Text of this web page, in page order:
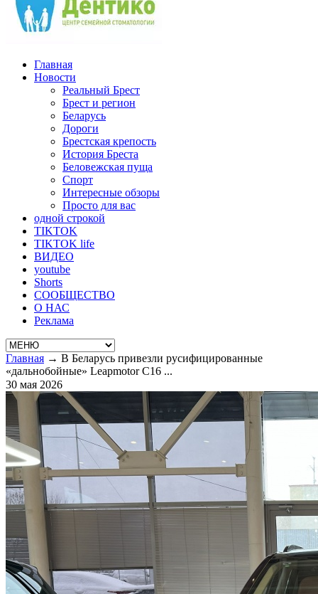
Главная
Новости
Реальный Брест
Брест и регион
Беларусь
Дороги
Брестская крепость
История Бреста
Беловежская пуща
Спорт
Интересные обзоры
Просто для вас
одной строкой
TIKTOK
TIKTOK life
ВИДЕО
youtube
Shorts
СООБЩЕСТВО
О НАС
Реклама
Главная → В Беларусь привезли русифицированные
«дальнобойные» Leapmotor C16 ...
30 мая 2026